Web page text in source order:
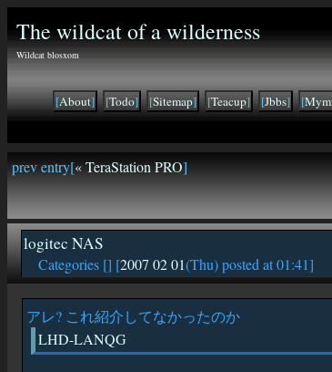
The wildcat of a wilderness
Wildcat blosxom
[About] [Todo] [Sitemap] [Teacup] [Jbbs] [
prev entry[« TeraStation PRO]
logitec NAS
Categories [] [2007 02 01(Thu) posted at 01:41]
アレ? これ紹介してなかったのか
LHD-LANQG